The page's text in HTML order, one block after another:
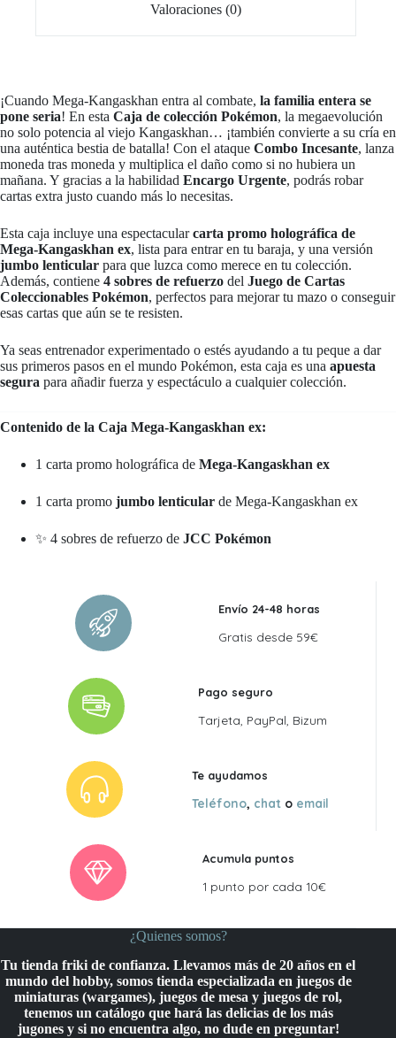
Valoraciones (0)
¡Cuando Mega-Kangaskhan entra al combate, la familia entera se
pone seria! En esta Caja de colección Pokémon, la megaevolución
no solo potencia al viejo Kangaskhan… ¡también convierte a su cría en
una auténtica bestia de batalla! Con el ataque Combo Incesante, lanza
moneda tras moneda y multiplica el daño como si no hubiera un
mañana. Y gracias a la habilidad Encargo Urgente, podrás robar
cartas extra justo cuando más lo necesitas.
Esta caja incluye una espectacularcarta promo holográfica de
Mega-Kangaskhan ex, lista para entrar en tu baraja, y una versión
jumbo lenticular para que luzca como merece en tu colección.
Además, contiene 4 sobres de refuerzo del Juego de Cartas
Coleccionables Pokémon, perfectos para mejorar tu mazo o conseguir
esas cartas que aún se te resisten.
Ya seas entrenador experimentado o estés ayudando a tu peque a dar
sus primeros pasos en el mundo Pokémon, esta caja es una apuesta
segura para añadir fuerza y espectáculo a cualquier colección.
Contenido de la Caja Mega-Kangaskhan ex:
1 carta promo holográfica de Mega-Kangaskhan ex
1 carta promo jumbo lenticular de Mega-Kangaskhan ex
✨ 4 sobres de refuerzo de JCC Pokémon
Envío 24-48 horas
Gratis desde 59€
Pago seguro
Tarjeta, PayPal, Bizum
Te ayudamos
Teléfono, chat o email
Acumula puntos
1 punto por cada 10€
¿Quienes somos?
Tu tienda friki de confianza. Llevamos más de 20 años en el
mundo del hobby, somos tienda especializada en juegos de
miniaturas (wargames), juegos de mesa y juegos de rol,
tenemos un catálogo que hará las delicias de los más
jugones y si no encuentra algo, no dude en preguntar!